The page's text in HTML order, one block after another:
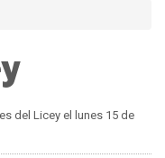
del Licey el lunes 15 de